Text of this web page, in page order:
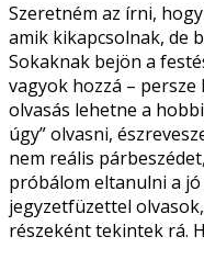
Szeretném az írni,
amik kikapcsolnak, de
Sokaknak bejön a
vagyok hozzá –
olvasás lehetne a
úgy” olvasni,
nem reális
próbálom eltanulni a
jegyzetfüzettel
részeként tekintek rá.